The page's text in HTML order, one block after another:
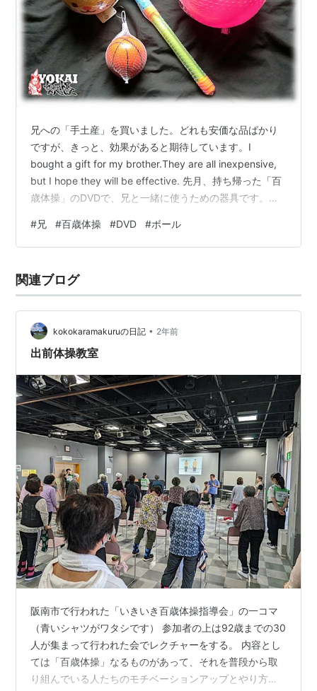
兄への「手土産」を買いました。どれも安価な品ばかり
ですが、きっと、効果があると期待しています。I
bought a gift for my brother.They are all inexpensive,
but I hope they will be effective. 先月、持ち帰った「百
歳体操」のDVDで、兄と一緒に使うための器具です。家
不自由になっている兄と、器具を使って「百歳体操」を
楽しんできます。きっと、間違いなく、少しは効果があ
I brough…
#兄 #百歳体操 #DVD #ボール
関連ブログ
kokokaramakuruの日記 • 2年前
出前体操教室
阪南市で行われた「いきいき百歳体操指導会」の一コマ
（青いシャツがワタシです） 参加者の上は92歳までの30
人が集まって行われた会でレクチャーをする。 内容とし
ては「百歳体操」なるものがあって、それを普段から取
り組んでいる人たちのモチベーションアップとやり方の